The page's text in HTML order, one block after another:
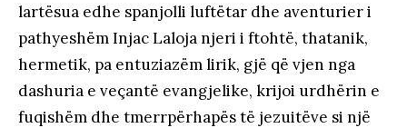
lartësua edhe spanjolli luftëtar dhe aventurier i
pathyeshëm Injac Laloja njeri i ftohtë, thatanik,
hermetik, pa entuziazëm lirik, gjë që vjen nga
dashuria e veçantë evangjelike, krijoi urdhërin e
fuqishëm dhe tmerrpërhapës të jezuitëve si një